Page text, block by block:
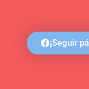
¡Seguir